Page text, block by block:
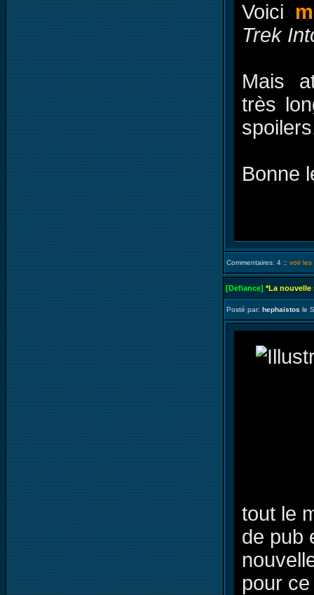
Voici
Trek
Mais
très
Bonne
Commentaires: 4 :: voir les
[Defiance] *La nouvelle
Posté par: hephaistos le
tout le
de pub
pour